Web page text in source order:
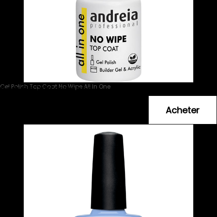
Gel Polish Top Coat No Wipe All In One
Andreia Professionnal
6.49 €